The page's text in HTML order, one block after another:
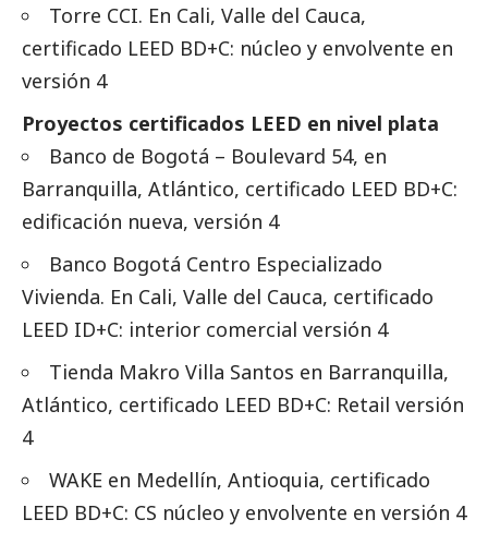
Torre CCI. En Cali, Valle del Cauca,
certificado LEED BD+C: núcleo y envolvente en
versión 4
Proyectos certificados LEED en nivel plata
Banco de Bogotá – Boulevard 54, en
Barranquilla, Atlántico, certificado LEED BD+C:
edificación nueva, versión 4
Banco Bogotá Centro Especializado
Vivienda. En Cali, Valle del Cauca, certificado
LEED ID+C: interior comercial versión 4
Tienda Makro Villa Santos en Barranquilla,
Atlántico, certificado LEED BD+C: Retail versión
4
WAKE en Medellín, Antioquia, certificado
LEED BD+C: CS núcleo y envolvente en versión 4